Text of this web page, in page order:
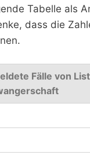
Tabelle als
dass die
Fälle von